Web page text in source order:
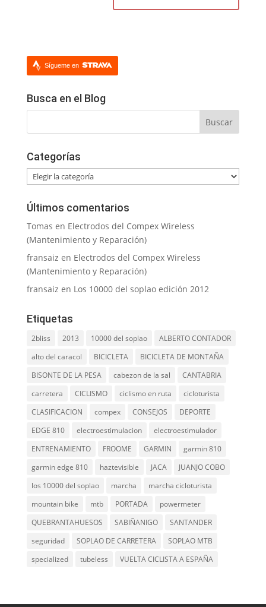
Sígueme en
Busca en el Blog
Categorías
Categorías
Últimos comentarios
Tomas en Electrodos del Compex Wireless
(Mantenimiento y Reparación)
fransaiz en Electrodos del Compex Wireless
(Mantenimiento y Reparación)
fransaiz en Los 10000 del soplao edición 2012
Etiquetas
2bliss 2013 10000 del soplao
ALBERTO CONTADOR
alto del caracol
BICICLETA
BICICLETA DE MONTAÑA
BISONTE DE LA PESA
cabezon de la sal
CANTABRIA
carretera
CICLISMO ciclismo en ruta
cicloturista
CLASIFICACION
compex CONSEJOS
DEPORTE
EDGE 810
electroestimulacion
electroestimulador
ENTRENAMIENTO
FROOME GARMIN
garmin 810
garmin edge 810
haztevisible JACA
JUANJO COBO
los 10000 del soplao
marcha
marcha cicloturista
mountain bike
mtb PORTADA
powermeter
QUEBRANTAHUESOS
SABIÑANIGO
SANTANDER
seguridad
SOPLAO DE CARRETERA
SOPLAO MTB
specialized
tubeless VUELTA CICLISTA A ESPAÑA